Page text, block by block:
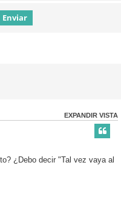
EXPANDIR VISTA
¿Debo decir "Tal vez vaya al